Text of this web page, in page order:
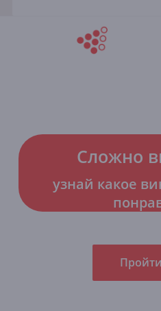
Сложно
узнай какое